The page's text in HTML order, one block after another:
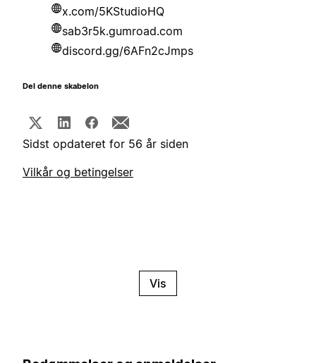
x.com/5KStudioHQ
sab3r5k.gumroad.com
discord.gg/6AFn2cJmps
Del denne skabelon
Sidst opdateret for 56 år siden
Vilkår og betingelser
Vis